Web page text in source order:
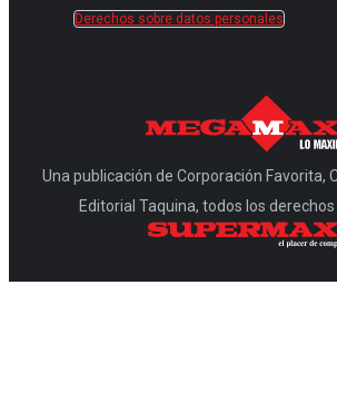
Derechos sobre datos personales
Una publicación de Corporación Favorita,
Editorial Taquina, todos los derechos